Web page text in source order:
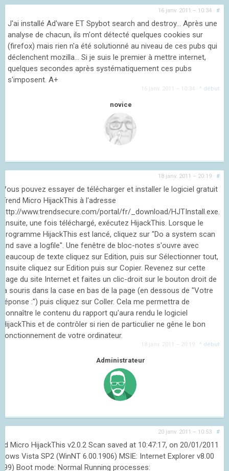
16 janv. 2011 – 10:34 · #
J'ai installé Ad'ware ET Spybot search and destroy... Après une
analyse de chacun, ils m'ont détecté quelques cookies sur
(firefox) mais rien n'a été solutionné au niveau de ces pubs qui
déclenchent mozilla... Si je suis le premier à mettre internet,
quelques secondes après systématiquement ces pubs
s'imposent. A+
16 janv. 2011 – 10:34 ^ début
novice
18 janv. 2011 – 20:19 · #
Vous pouvez essayer de télécharger et installer le logiciel gratuit
Trend Micro HijackThis à l'adresse
http://www.trendsecure.com/portal/fr/_download/HJTInstall.exe.
Ensuite, une fois téléchargé, exécutez HijackThis. Lorsque le
programme HijackThis est lancé, cliquez sur "Do a system scan
and save a logfile". Une fenêtre de bloc-notes s'ouvre avec
beaucoup de texte cliquez sur Edition, puis sur Sélectionner tout,
ensuite cliquez sur Edition puis sur Copier. Revenez sur cette
page du site Internet et faites un clic-droit sur le bouton droit de
la souris dans la case en bas de la page (en dessous de "Votre
réponse :") puis cliquez sur Coller. Cela me permettra de
connaître le contenu du rapport qu'aura rendu le logiciel
HijackThis et de contrôler si rien de particulier ne gêne le bon
fonctionnement de votre ordinateur.
18 janv. 2011 – 20:19 ^ début
Administrateur
20 janv. 2011 – 10:53 · #
Micro HijackThis v2.0.2 Scan saved at 10:47:17, on 20/01/2011
Vista SP2 (WinNT 6.00.1906) MSIE: Internet Explorer v8.00
Boot mode: Normal Running processes: